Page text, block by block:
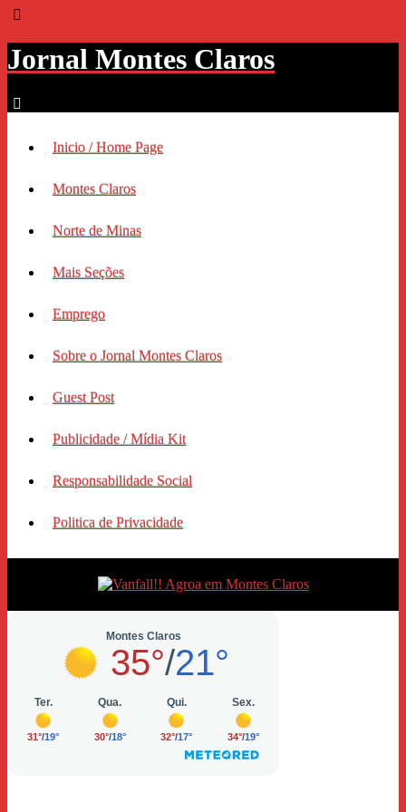
Jornal Montes Claros
Inicio / Home Page
Montes Claros
Norte de Minas
Mais Seções
Emprego
Sobre o Jornal Montes Claros
Guest Post
Publicidade / Mídia Kit
Responsabilidade Social
Politica de Privacidade